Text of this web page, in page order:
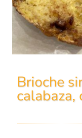
Brioche
calabaza,